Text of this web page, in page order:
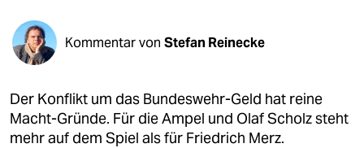
öko
gesellschaft
kultur
sport
Kommentar von Stefan Reinecke
Der Konflikt um das Bundeswehr-Geld hat reine
Macht-Gründe. Für die Ampel und Olaf Scholz steht
mehr auf dem Spiel als für Friedrich Merz.